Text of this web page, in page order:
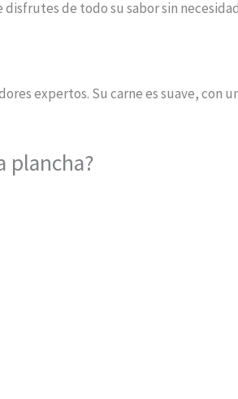
de todo su sabor sin
expertos. Su carne es suave, con
plancha?